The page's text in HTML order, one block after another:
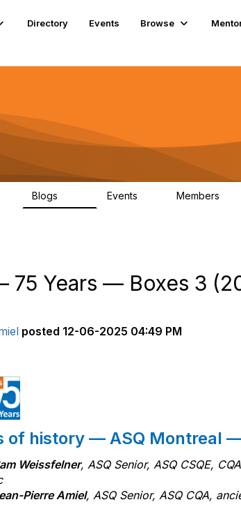
Directory Events Browse
Blogs Events Members
75 Years — Boxes 3
posted 12-06-2025 04:49 PM
of history — ASQ Montreal
Weissfelner, ASQ Senior, ASQ CSQE,
Pierre Amiel, ASQ Senior, ASQ CQA,